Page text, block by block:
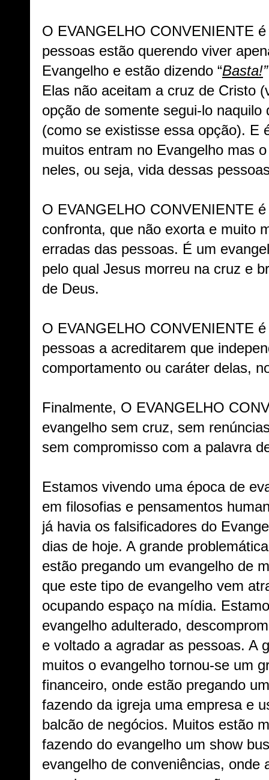
O EVANGELHO CONVENIENTE
pessoas estão querendo viver
Evangelho e estão dizendo “Basta!”
Elas não aceitam a cruz de Cristo
opção de somente segui-lo naquilo
(como se existisse essa opção). E
muitos entram no Evangelho mas
neles, ou seja, vida dessas
O EVANGELHO CONVENIENTE
confronta, que não exorta e muito
erradas das pessoas. É um
pelo qual Jesus morreu na cruz e
de Deus.
O EVANGELHO CONVENIENTE
pessoas a acreditarem que
comportamento ou caráter delas,
Finalmente, O EVANGELHO
evangelho sem cruz, sem
sem compromisso com a palavra
Estamos vivendo uma época de
em filosofias e pensamentos
já havia os falsificadores do
dias de hoje. A grande
estão pregando um evangelho de
que este tipo de evangelho vem
ocupando espaço na mídia.
evangelho adulterado,
e voltado a agradar as pessoas. A
muitos o evangelho tornou-se um
financeiro, onde estão pregando
fazendo da igreja uma empresa e
balcão de negócios. Muitos estão
fazendo do evangelho um show
evangelho de conveniências, onde